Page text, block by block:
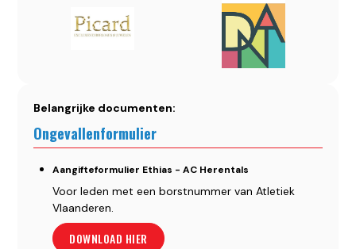
Belangrijke documenten:
Ongevallenformulier
Aangifteformulier Ethias - AC Herentals
Voor leden met een borstnummer van Atletiek
Vlaanderen.
DOWNLOAD HIER